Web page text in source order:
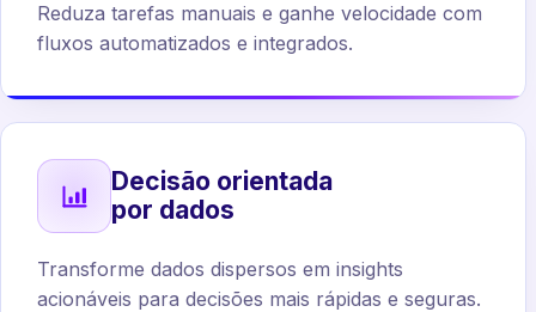
Reduza tarefas manuais e ganhe velocidade com
fluxos automatizados e integrados.
Decisão orientada
por dados
Transforme dados dispersos em insights
acionáveis para decisões mais rápidas e seguras.